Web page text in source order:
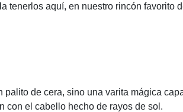
tenerlos aquí, en nuestro rincón favorito
de cera, sino una varita mágica
con el cabello hecho de rayos de sol.